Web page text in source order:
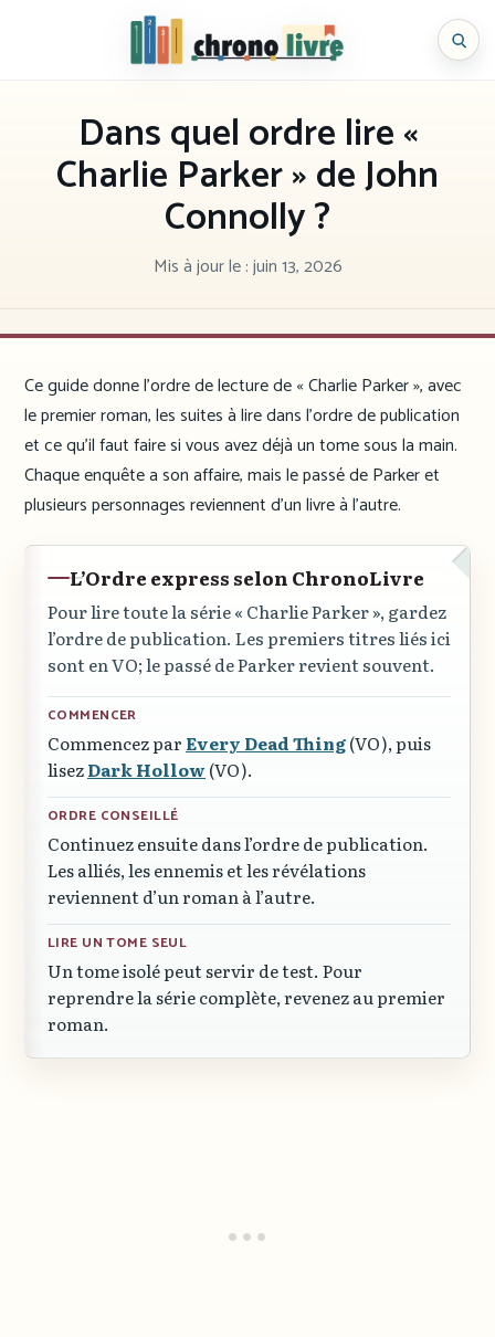
Chronolivre
Dans quel ordre lire «
Charlie Parker » de John
Connolly ?
Mis à jour le :juin 13, 2026
Ce guide donne l’ordre de lecture de « Charlie Parker », avec
le premier roman, les suites à lire dans l’ordre de publication
et ce qu’il faut faire si vous avez déjà un tome sous la main.
Chaque enquête a son affaire, mais le passé de Parker et
plusieurs personnages reviennent d’un livre à l’autre.
L’Ordre express selon ChronoLivre
Pour lire toute la série « Charlie Parker », gardez
l’ordre de publication. Les premiers titres liés ici
sont en VO; le passé de Parker revient souvent.
COMMENCER
Commencez par Every Dead Thing(VO), puis
lisezDark Hollow (VO).
ORDRE CONSEILLÉ
Continuez ensuite dans l’ordre de publication.
Les alliés, les ennemis et les révélations
reviennent d’un roman à l’autre.
LIRE UN TOME SEUL
Un tome isolé peut servir de test. Pour
reprendre la série complète, revenez au premier
roman.